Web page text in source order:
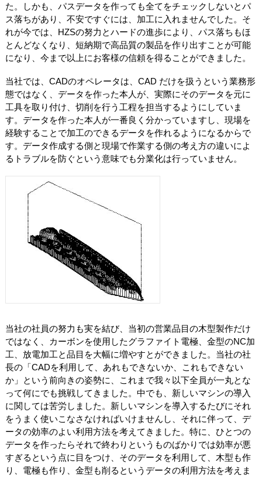
た。しかも、パスデータを作っても全てをチェックしないとパ
ス落ちがあり、不安ですぐには、加工に入れませんでした。そ
れが今では、HZSの努力とハードの進歩により、パス落ちもほ
とんどなくなり、短納期で高品質の製品を作り出すことが可能
になり、今まで以上にお客様の信頼を得ることができました。
当社では、CADのオペレータは、CAD だけを扱うという業務形
態ではなく、データを作った本人が、実際にそのデータを元に
工具を取り付け、切削を行う工程を担当するようにしていま
す。データを作った本人が一番良く分かっていますし、現場を
経験することで加工のできるデータを作れるようになるからで
す。データ作成する側と現場で作業する側の考え方の違いによ
るトラブルを防ぐという意味でも分業化は行っていません。
当社の社員の努力も実を結び、当初の営業品目の木型製作だけ
ではなく、カーボンを使用したグラファイト電極、金型のNC加
工、放電加工と品目を大幅に増やすとができました。当社の社
長の「CADを利用して、あれもできないか、これもできない
か」という前向きの姿勢に、これまで我々以下全員が一丸とな
って何にでも挑戦してきました。中でも、新しいマシンの導入
に関しては苦労しました。新しいマシンを導入するたびにそれ
をうまく使いこなさなければいけませんし、それに伴って、デ
ータの効率のよい利用方法を考えてきました。特に、ひとつの
データを作ったらそれで終わりというものばかりでは効率が悪
すぎるという点に目をつけ、そのデータを利用して、木型も作
り、電極も作り、金型も削るというデータの利用方法を考えま